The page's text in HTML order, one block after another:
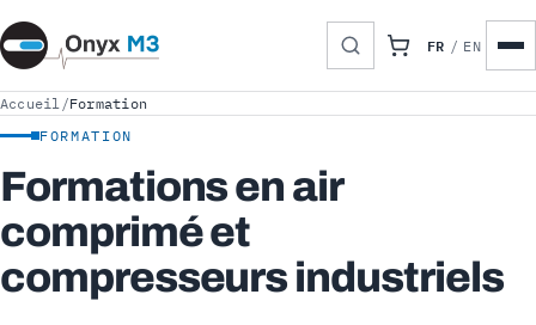
FR / EN
Accueil /Formation
FORMATION
Formations en air
comprimé et
compresseurs industriels